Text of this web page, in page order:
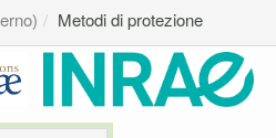
Metodi di protezione